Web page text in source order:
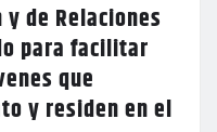
de Relaciones
para facilitar
que
y residen en el